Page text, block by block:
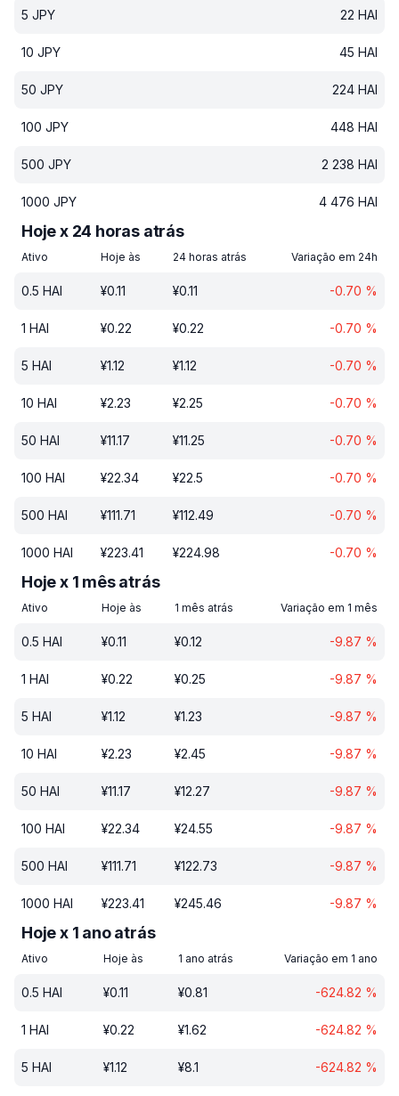
5 JPY 22 HAI
10 JPY 45 HAI
50 JPY 224 HAI
100 JPY 448 HAI
500 JPY 2 238 HAI
1000 JPY 4 476 HAI
Hoje x 24 horas atrás
Ativo Hoje às 24 horas atrás Variação em 24h
0.5 HAI ¥0.11 ¥0.11 -0.70 %
1 HAI ¥0.22 ¥0.22 -0.70 %
5 HAI ¥1.12 ¥1.12 -0.70 %
10 HAI ¥2.23 ¥2.25 -0.70 %
50 HAI ¥11.17 ¥11.25 -0.70 %
100 HAI ¥22.34 ¥22.5 -0.70 %
500 HAI ¥111.71 ¥112.49 -0.70 %
1000 HAI ¥223.41 ¥224.98 -0.70 %
Hoje x 1 mês atrás
Ativo Hoje às 1 mês atrás Variação em 1 mês
0.5 HAI ¥0.11 ¥0.12 -9.87 %
1 HAI ¥0.22 ¥0.25 -9.87 %
5 HAI ¥1.12 ¥1.23 -9.87 %
10 HAI ¥2.23 ¥2.45 -9.87 %
50 HAI ¥11.17 ¥12.27 -9.87 %
100 HAI ¥22.34 ¥24.55 -9.87 %
500 HAI ¥111.71 ¥122.73 -9.87 %
1000 HAI ¥223.41 ¥245.46 -9.87 %
Hoje x 1 ano atrás
Ativo Hoje às 1 ano atrás Variação em 1 ano
0.5 HAI ¥0.11 ¥0.81 -624.82 %
1 HAI ¥0.22 ¥1.62 -624.82 %
5 HAI ¥1.12 ¥8.1 -624.82 %